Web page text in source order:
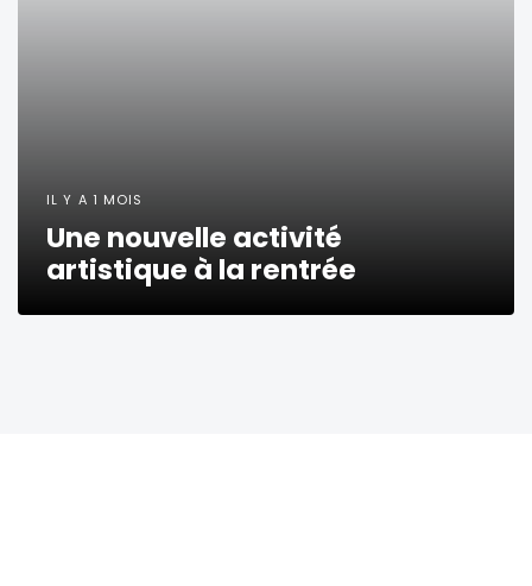
IL Y A 1 MOIS
Une nouvelle activité
artistique à la rentrée